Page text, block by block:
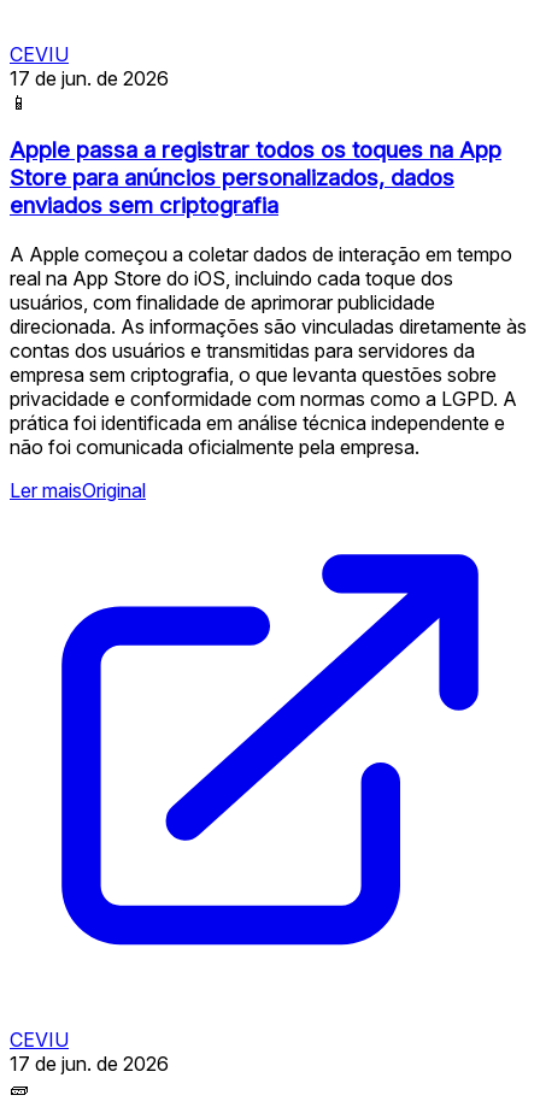
CEVIU
17 de jun. de 2026
📱
Apple passa a registrar todos os toques na App
Store para anúncios personalizados, dados
enviados sem criptografia
A Apple começou a coletar dados de interação em tempo
real na App Store do iOS, incluindo cada toque dos
usuários, com finalidade de aprimorar publicidade
direcionada. As informações são vinculadas diretamente às
contas dos usuários e transmitidas para servidores da
empresa sem criptografia, o que levanta questões sobre
privacidade e conformidade com normas como a LGPD. A
prática foi identificada em análise técnica independente e
não foi comunicada oficialmente pela empresa.
Ler maisOriginal
CEVIU
17 de jun. de 2026
🧱